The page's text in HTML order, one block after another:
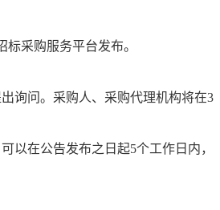
标采购服务平台发布。
询问。采购人、采购代理机构将在3
以在公告发布之日起5个工作日内，